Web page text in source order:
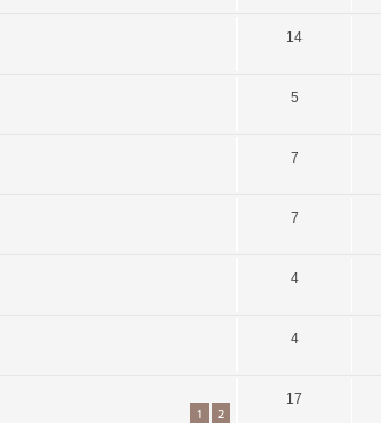
14
5
7
7
4
4
1 2
17